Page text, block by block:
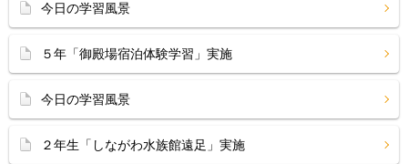
今日の学習風景
５年「御殿場宿泊体験学習」実施
今日の学習風景
２年生「しながわ水族館遠足」実施